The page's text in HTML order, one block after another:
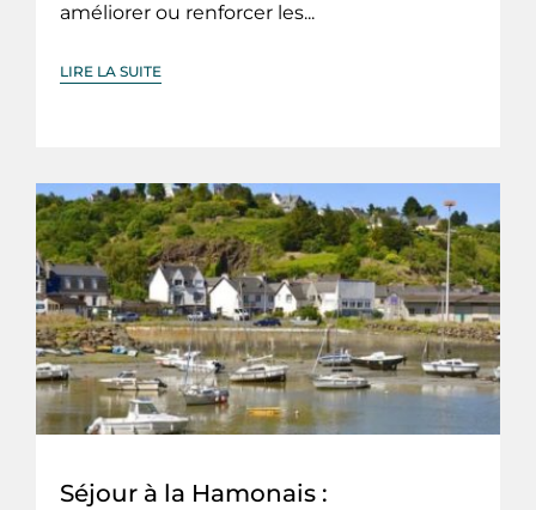
améliorer ou renforcer les...
LIRE LA SUITE
Séjour à la Hamonais :